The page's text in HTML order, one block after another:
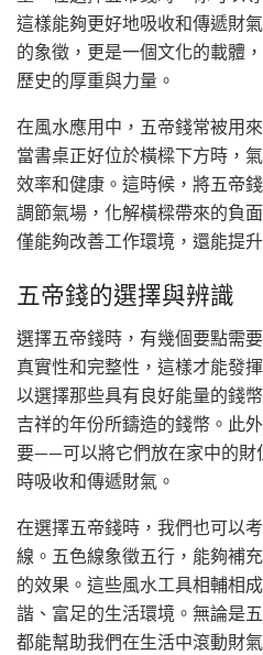
這樣能夠更好地吸收和傳遞財
的象徵，更是一個文化的載體
歷史的厚重與力量。
在風水應用中，五帝錢常被用
當書桌正好位於橫樑下方時，
效率和健康。這時候，將五帝
調節氣場，化解橫樑帶來的負
僅能夠改善工作環境，還能提
五帝錢的選擇與辨識
選擇五帝錢時，有幾個要點需
真實性和完整性，這樣才能發
以選擇那些具有良好能量的錢
吉祥的年份所鑄造的錢幣。此
要——可以將它們放在家中的財
時吸收和傳遞財氣。
在選擇五帝錢時，我們也可以
線。五色線象徵五行，能夠補
的效果。這些風水工具相輔相
諧、富足的生活環境。無論是
都能幫助我們在生活中滾動財